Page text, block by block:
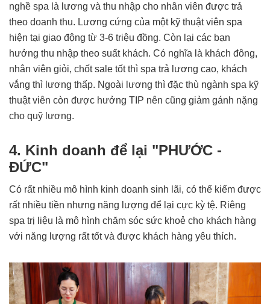
nghề spa là lương và thu nhập cho nhân viên được trả
theo doanh thu. Lương cứng của một kỹ thuật viên spa
hiện tại giao động từ 3-6 triệu đồng. Còn lại các bạn
hưởng thu nhập theo suất khách. Có nghĩa là khách đông,
nhân viên giỏi, chốt sale tốt thì spa trả lương cao, khách
vắng thì lương thấp. Ngoài lương thì đặc thù ngành spa kỹ
thuật viên còn được hưởng TIP nên cũng giảm gánh nặng
cho quỹ lương.
4. Kinh doanh để lại "PHƯỚC -
ĐỨC"
Có rất nhiều mô hình kinh doanh sinh lãi, có thể kiếm được
rất nhiều tiền nhưng năng lượng để lại cực kỳ tệ. Riêng
spa trị liệu là mô hình chăm sóc sức khoẻ cho khách hàng
với năng lượng rất tốt và được khách hàng yêu thích.